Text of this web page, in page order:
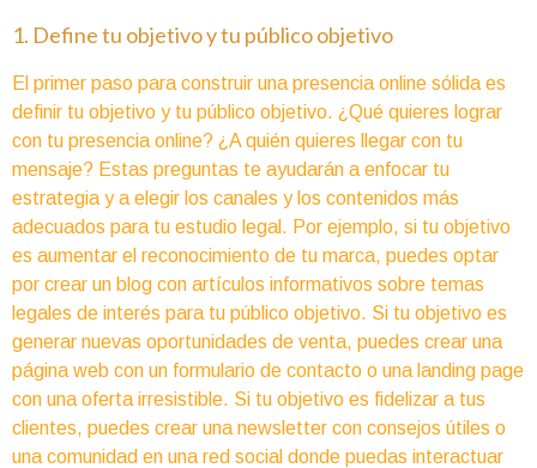
1. Define tu objetivo y tu público objetivo
El primer paso para construir una presencia online sólida es
definir tu objetivo y tu público objetivo. ¿Qué quieres lograr
con tu presencia online? ¿A quién quieres llegar con tu
mensaje? Estas preguntas te ayudarán a enfocar tu
estrategia y a elegir los canales y los contenidos más
adecuados para tu estudio legal. Por ejemplo, si tu objetivo
es aumentar el reconocimiento de tu marca, puedes optar
por crear un blog con artículos informativos sobre temas
legales de interés para tu público objetivo. Si tu objetivo es
generar nuevas oportunidades de venta, puedes crear una
página web con un formulario de contacto o una landing page
con una oferta irresistible. Si tu objetivo es fidelizar a tus
clientes, puedes crear una newsletter con consejos útiles o
una comunidad en una red social donde puedas interactuar